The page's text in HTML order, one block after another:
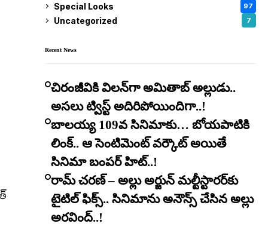
Special Looks 97
Uncategorized 7
Recent News
చిరంజీవికి విలన్‌గా అమితాబ్ అల్లుడు..
అసలు ట్విస్ట్ అదిరిపోయిందిగా..!
బాలయ్య 109వ సినిమాకు… బోయపాటికి
లింక్.. ఆ సెంటిమెంట్ వర్కౌట్ అయితే
సినిమా బంపర్ హిట్..!
రామ్ చరణ్ – అల్లు అర్జున్ మల్టీస్టారర్​కు
టైటిల్ ఫిక్స్.. సినిమాను అనౌన్స్ చేసిన అల్లు
అరవింద్..!